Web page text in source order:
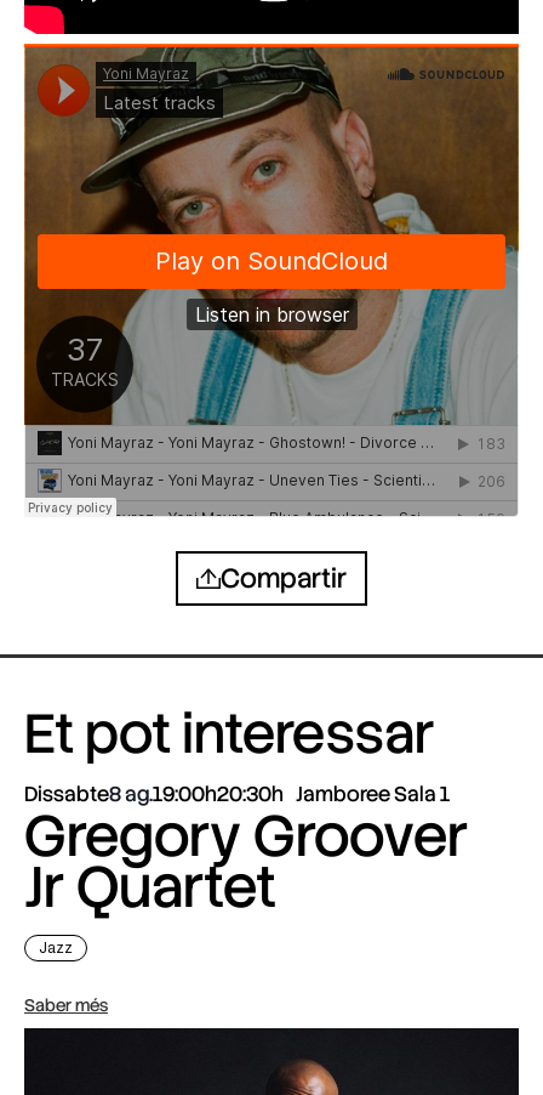
Compartir
Et pot interessar
Dissabte8 ag.19:00h20:30h Jamboree Sala 1
Gregory Groover
Jr Quartet
Jazz
Saber més